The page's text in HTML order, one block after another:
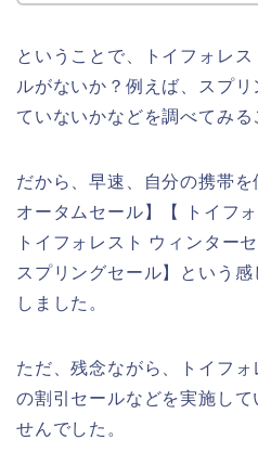
ということで、トイフォレ
ルがないか？例えば、スプ
ていないかなどを調べてみる
だから、早速、自分の携帯を
オータムセール】【 トイフ
トイフォレスト ウィンター
スプリングセール】という
しました。
ただ、残念ながら、トイフ
の割引セールなどを実施して
せんでした。